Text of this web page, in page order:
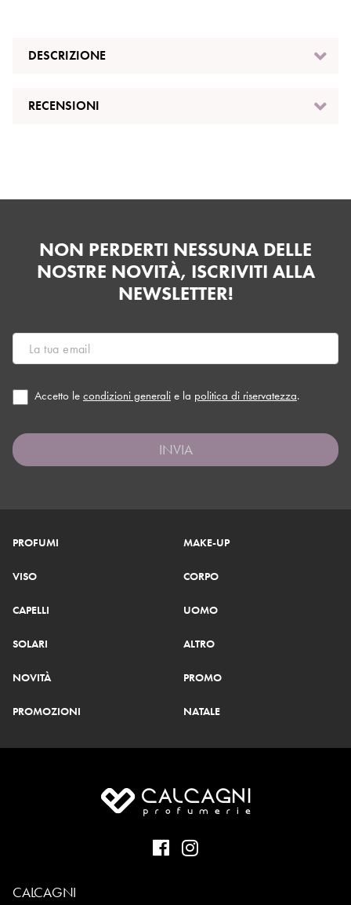
DESCRIZIONE
RECENSIONI
NON PERDERTI NESSUNA DELLE
NOSTRE NOVITÀ, ISCRIVITI ALLA
NEWSLETTER!
Accetto le condizioni generali e la politica di riservatezza.
INVIA
PROFUMI MAKE-UP
VISO CORPO
CAPELLI UOMO
SOLARI ALTRO
NOVITÀ PROMO
PROMOZIONI NATALE
CALCAGNI